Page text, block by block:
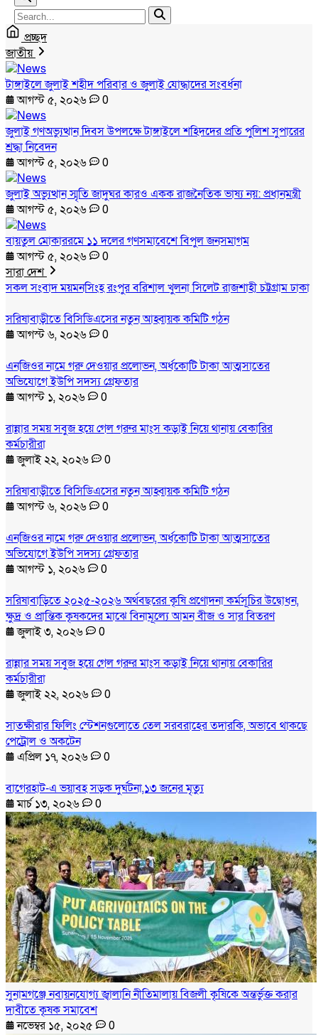
প্রচ্ছদ
জাতীয়
টাঙ্গাইলে জুলাই শহীদ পরিবার ও জুলাই যোদ্ধাদের সংবর্ধনা
আগস্ট ৫, ২০২৬
0
জুলাই গণঅভ্যুত্থান দিবস উপলক্ষে টাঙ্গাইলে শহিদদের প্রতি পুলিশ সুপারের
শ্রদ্ধা নিবেদন
আগস্ট ৫, ২০২৬
0
জুলাই অভ্যুত্থান স্মৃতি জাদুঘর কারও একক রাজনৈতিক ভাষ্য নয়: প্রধানমন্ত্রী
আগস্ট ৫, ২০২৬
0
বায়তুল মোকাররমে ১১ দলের গণসমাবেশে বিপুল জনসমাগম
আগস্ট ৫, ২০২৬
0
সারা দেশ
সকল সংবাদময়মনসিংহরংপুরবরিশালখুলনাসিলেটরাজশাহীচট্টগ্রামঢাকা
সরিষাবাড়ীতে বিসিডিএসের নতুন আহ্বায়ক কমিটি গঠন
আগস্ট ৬, ২০২৬
0
এনজিওর নামে গরু দেওয়ার প্রলোভন, অর্ধকোটি টাকা আত্মসাতের
অভিযোগে ইউপি সদস্য গ্রেফতার
আগস্ট ১, ২০২৬
0
রান্নার সময় সবুজ হয়ে গেল গরুর মাংস কড়াই নিয়ে থানায় বেকারির
কর্মচারীরা
জুলাই ২২, ২০২৬
0
সরিষাবাড়ীতে বিসিডিএসের নতুন আহ্বায়ক কমিটি গঠন
আগস্ট ৬, ২০২৬
0
এনজিওর নামে গরু দেওয়ার প্রলোভন, অর্ধকোটি টাকা আত্মসাতের
অভিযোগে ইউপি সদস্য গ্রেফতার
আগস্ট ১, ২০২৬
0
সরিষাবাড়িতে ২০২৫-২০২৬ অর্থবছরের কৃষি প্রণোদনা কর্মসূচির উদ্বোধন,
ক্ষুদ্র ও প্রান্তিক কৃষকদের মাঝে বিনামূল্যে আমন বীজ ও সার বিতরণ
জুলাই ৩, ২০২৬
0
রান্নার সময় সবুজ হয়ে গেল গরুর মাংস কড়াই নিয়ে থানায় বেকারির
কর্মচারীরা
জুলাই ২২, ২০২৬
0
সাতক্ষীরার ফিলিং স্টেশনগুলোতে তেল সরবরাহের তদারকি, অভাবে থাকছে
পেট্রোল ও অকটেন
এপ্রিল ১৭, ২০২৬
0
বাগেরহাট-এ ভয়াবহ সড়ক দুর্ঘটনা,১৩ জনের মৃত্যু
মার্চ ১৩, ২০২৬
0
সুনামগঞ্জে নবায়নযোগ্য জ্বালানি নীতিমালায় বিজলী কৃষিকে অন্তর্ভুক্ত করার
দাবীতে কৃষক সমাবেশ
নভেম্বর ১৫, ২০২৫
0